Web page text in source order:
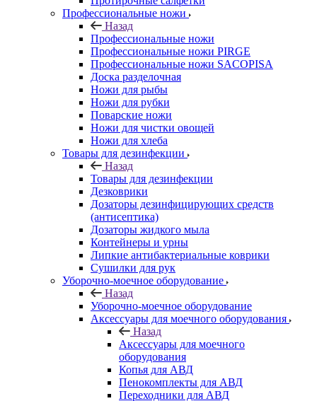
Профессиональные ножи
Назад
Профессиональные ножи
Профессиональные ножи PIRGE
Профессиональные ножи SACOPISA
Доска разделочная
Ножи для рыбы
Ножи для рубки
Поварские ножи
Ножи для чистки овощей
Ножи для хлеба
Товары для дезинфекции
Назад
Товары для дезинфекции
Дезковрики
Дозаторы дезинфицирующих средств
(антисептика)
Дозаторы жидкого мыла
Контейнеры и урны
Липкие антибактериальные коврики
Сушилки для рук
Уборочно-моечное оборудование
Назад
Уборочно-моечное оборудование
Аксессуары для моечного оборудования
Назад
Аксессуары для моечного
оборудования
Копья для АВД
Пенокомплекты для АВД
Переходники для АВД